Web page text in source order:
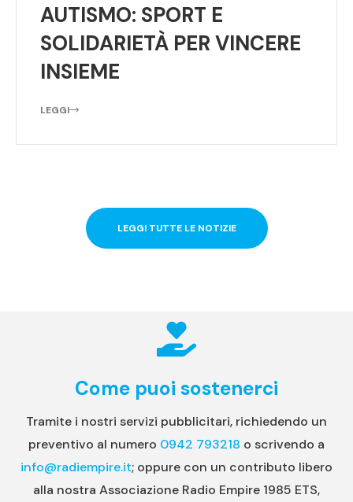
AUTISMO: SPORT E
SOLIDARIETÀ PER VINCERE
INSIEME
LEGGI
LEGGI TUTTE LE NOTIZIE
Come puoi sostenerci
Tramite i nostri servizi pubblicitari, richiedendo un
preventivo al numero 0942 793218 o scrivendo a
info@radiempire.it; oppure con un contributo libero
alla nostra Associazione Radio Empire 1985 ETS,